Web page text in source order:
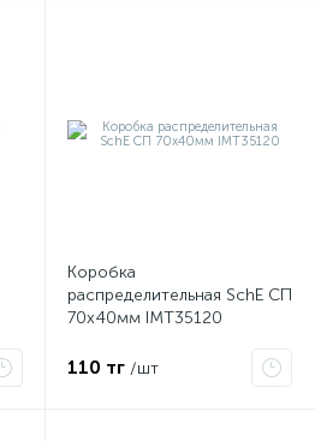
Коробка
распределительная SchE СП
70х40мм IMT35120
110 тг /шт